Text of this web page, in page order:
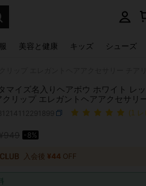
美容と健康 キッズ シューズ
マイズ名入りヘアボウ ホワイト レ
クリップ エレガントヘアアクセサリ
ヘアアクセサリー ウェディングヘアア
(1 レ
AND
-8%
入会後 ¥44 OFF